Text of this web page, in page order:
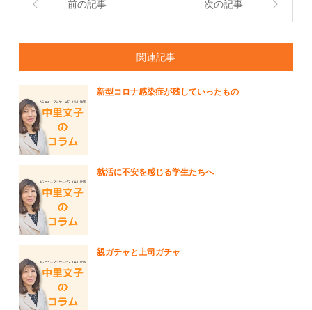
前の記事 次の記事
関連記事
新型コロナ感染症が残していったもの
就活に不安を感じる学生たちへ
親ガチャと上司ガチャ